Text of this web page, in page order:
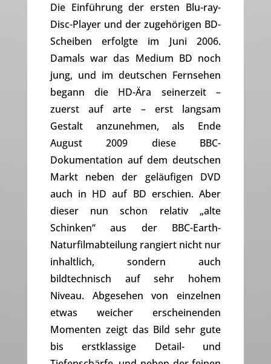
Die Einführung der ersten Blu-ray-
Disc-Player und der zugehörigen BD-
Scheiben erfolgte im Juni 2006.
Damals war das Medium BD noch
jung, und im deutschen Fernsehen
begann die HD-Ära seinerzeit –
zuerst auf arte – erst langsam
Gestalt anzunehmen, als Ende
August 2009 diese BBC-
Dokumentation auf dem deutschen
Markt neben der geläufigen DVD
auch in HD auf BD erschien. Aber
dieser nun schon relativ „alte
Schinken“ aus der BBC-Earth-
Naturfilmabteilung rangiert nicht nur
inhaltlich, sondern auch
bildtechnisch auf sehr hohem
Niveau. Abgesehen von einzelnen
etwas weicher erscheinenden
Momenten zeigt das Bild sehr gute
bis erstklassige Detail- und